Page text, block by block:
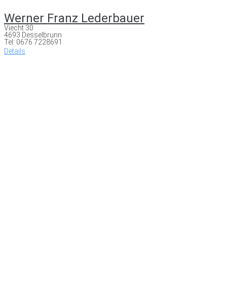
Werner Franz Lederbauer
Viecht 30
4693 Desselbrunn
Tel: 0676 7228691
Details